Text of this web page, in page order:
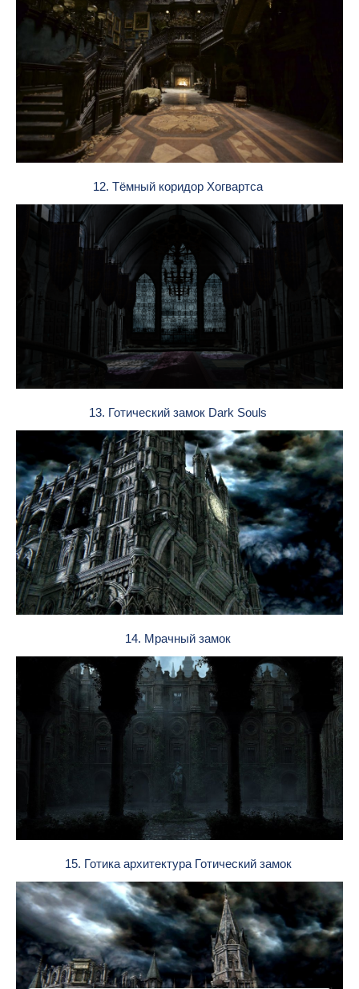
12. Тёмный коридор Хогвартса
13. Готический замок Dark Souls
14. Мрачный замок
15. Готика архитектура Готический замок